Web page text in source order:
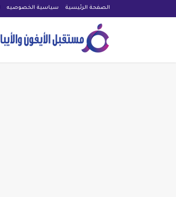
الصفحة الرئيسية سياسية الخصوصيه